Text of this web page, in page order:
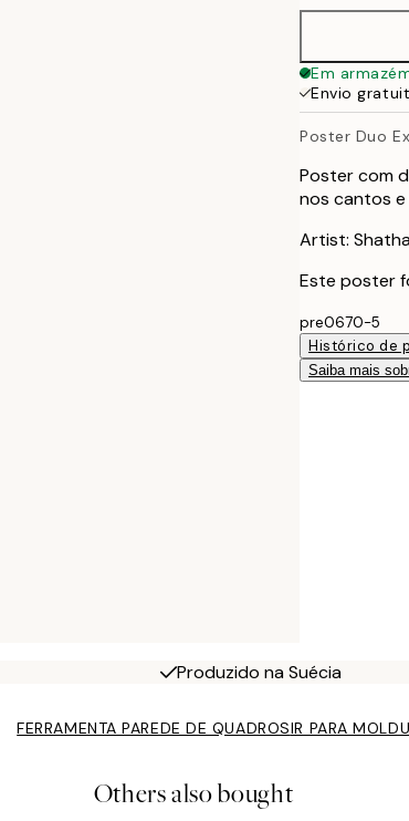
Em
Envio
Poster Duo
Poster com
nos cantos e
Artist:
Este poster
pre0670-5
Histórico de
Saiba mais
Produzido na Suécia
FERRAMENTA PAREDE DE QUADROSIR PARA
Others also bought